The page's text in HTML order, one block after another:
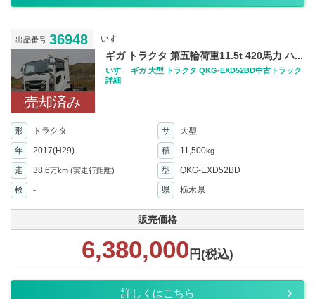
出品番号 36948 いすゞ
売却済み
ギガ トラクタ 第五輪荷重11.5t 420馬力 ハ...
いすゞ ギガ 大型 トラクタ QKG-EXD52BD中古トラック
詳細
形 トラクタ サ
大型
年
2017(H29) 積 11,500kg
走 38.6万km (実走行距離) 型
QKG-EXD52BD
検
- 県 栃木県
販売価格
6,380,000 円(税込)
詳しくはこちら